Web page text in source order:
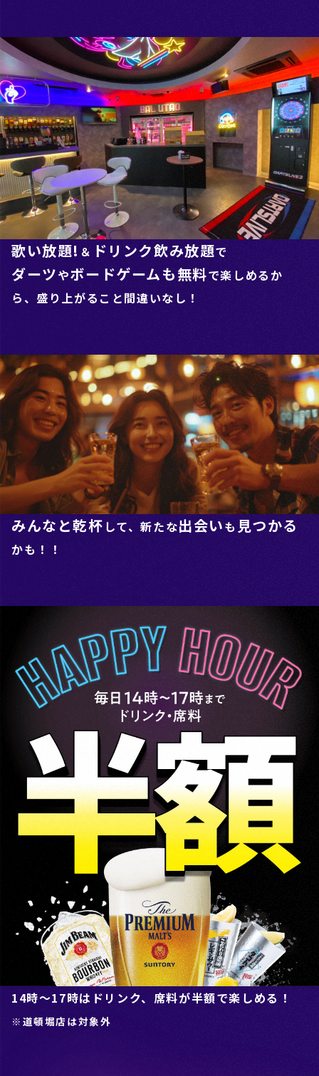
歌い放題! ＆ ドリンク飲み放題で
ダーツやボードゲームも無料で楽しめるか
ら、盛り上がること間違いなし！
みんなと乾杯 して、新たな出会いも 見つかる
かも！！
14時～17時はドリンク、席料が半額で楽しめる！
※道頓堀店は対象外